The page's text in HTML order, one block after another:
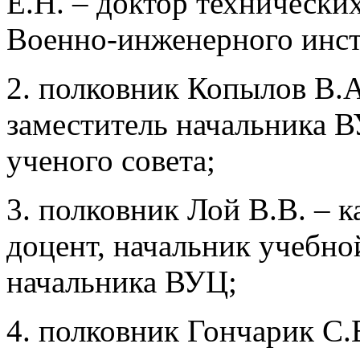
Военно-инженерного
2. полковник Копылов
заместитель начальника
ученого совета;
3. полковник Лой В.В. –
доцент, начальник
начальника ВУЦ;
4. полковник Гончарик